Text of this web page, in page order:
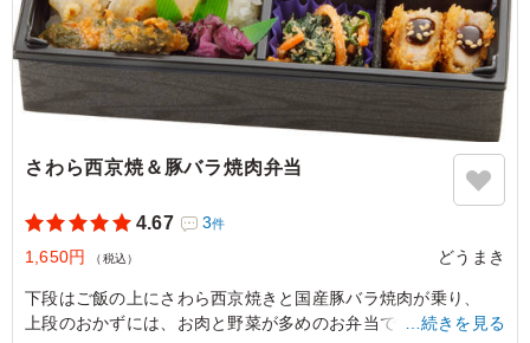
さわら西京焼＆豚バラ焼肉弁当
4.67 3件
1,650円 （税込） どうまき
下段はご飯の上にさわら西京焼きと国産豚バラ焼肉が乗り、
上段のおかずには、お肉と野菜が多めのお弁当です。スポ―ツ
…続きを見る